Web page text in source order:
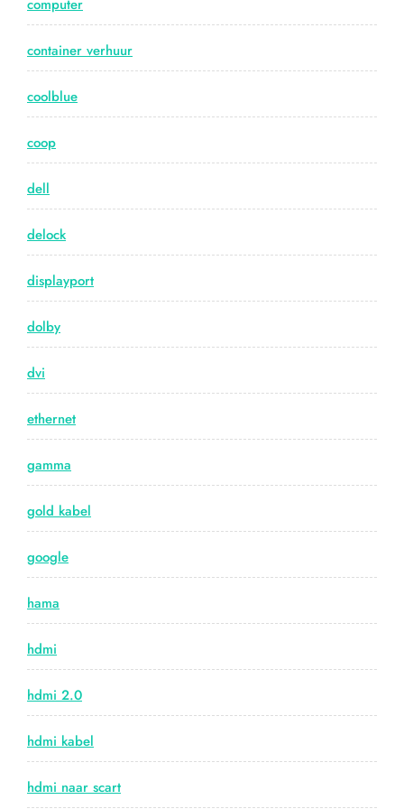
computer
container verhuur
coolblue
coop
dell
delock
displayport
dolby
dvi
ethernet
gamma
gold kabel
google
hama
hdmi
hdmi 2.0
hdmi kabel
hdmi naar scart